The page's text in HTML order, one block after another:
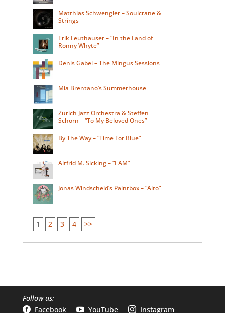
Matthias Schwengler – Soulcrane &
Strings
Erik Leuthäuser – “In the Land of
Ronny Whyte”
Denis Gäbel – The Mingus Sessions
Mia Brentano’s Summerhouse
Zurich Jazz Orchestra & Steffen
Schorn – “To My Beloved Ones”
By The Way – “Time For Blue”
Altfrid M. Sicking – “I AM”
Jonas Windscheid’s Paintbox – “Alto“
1 2 3 4 >>
Follow us:
 Facebook  YouTube  Instagram